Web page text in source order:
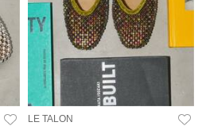
LE TALON